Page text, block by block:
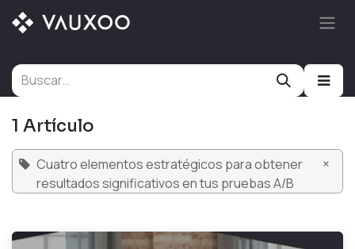
Ir al contenido
1 Artículo
Cuatro elementos estratégicos para obtener
resultados significativos en tus pruebas A/B
×